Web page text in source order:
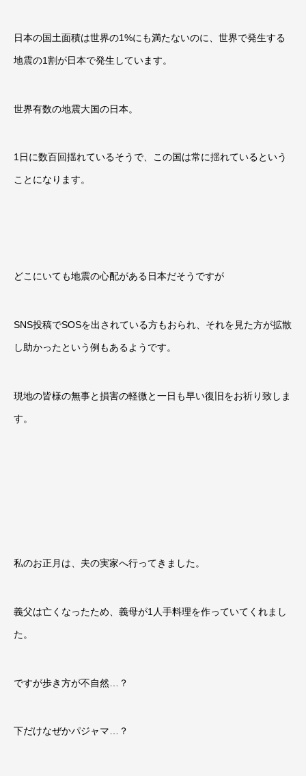
日本の国土面積は世界の1%にも満たないのに、世界で発生する
地震の1割が日本で発生しています。
世界有数の地震大国の日本。
1日に数百回揺れているそうで、この国は常に揺れているという
ことになります。
どこにいても地震の心配がある日本だそうですが
SNS投稿でSOSを出されている方もおられ、それを見た方が拡散
し助かったという例もあるようです。
現地の皆様の無事と損害の軽微と一日も早い復旧をお祈り致しま
す。
私のお正月は、夫の実家へ行ってきました。
義父は亡くなったため、義母が1人手料理を作っていてくれまし
た。
ですが歩き方が不自然…？
下だけなぜかパジャマ…？